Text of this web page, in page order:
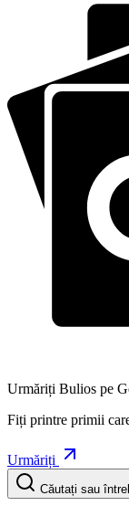
Urmăriți Bulios pe
Fiți printre primii
Urmăriți
Căutați sau